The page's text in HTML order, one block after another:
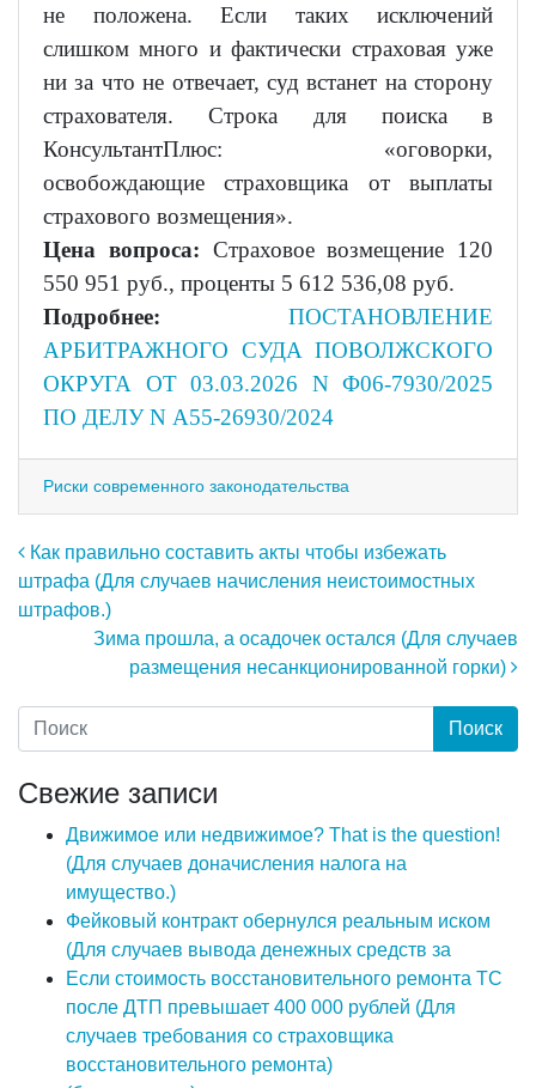
не положена. Если таких исключений
слишком много и фактически страховая уже
ни за что не отвечает, суд встанет на сторону
страхователя. Строка для поиска в
КонсультантПлюс: «оговорки,
освобождающие страховщика от выплаты
страхового возмещения».
Цена вопроса: Страховое возмещение 120
550 951 руб., проценты 5 612 536,08 руб.
Подробнее: ПОСТАНОВЛЕНИЕ
АРБИТРАЖНОГО СУДА ПОВОЛЖСКОГО
ОКРУГА ОТ 03.03.2026 N Ф06-7930/2025
ПО ДЕЛУ N А55-26930/2024
Риски современного законодательства
Навигация по записям
Как правильно составить акты чтобы избежать
штрафа (Для случаев начисления неистоимостных
штрафов.)
Зима прошла, а осадочек остался (Для случаев
размещения несанкционированной горки)
Свежие записи
Движимое или недвижимое? That is the question!
(Для случаев доначисления налога на
имущество.)
Фейковый контракт обернулся реальным иском
(Для случаев вывода денежных средств за
Если стоимость восстановительного ремонта ТС
после ДТП превышает 400 000 рублей (Для
случаев требования со страховщика
восстановительного ремонта)